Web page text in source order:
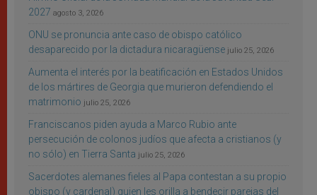
2027 agosto 3, 2026
ONU se pronuncia ante caso de obispo católico
desaparecido por la dictadura nicaragüense julio 25, 2026
Aumenta el interés por la beatificación en Estados Unidos
de los mártires de Georgia que murieron defendiendo el
matrimonio julio 25, 2026
Franciscanos piden ayuda a Marco Rubio ante
persecución de colonos judíos que afecta a cristianos (y
no sólo) en Tierra Santa julio 25, 2026
Sacerdotes alemanes fieles al Papa contestan a su propio
obispo (y cardenal) quien les orilla a bendecir parejas del